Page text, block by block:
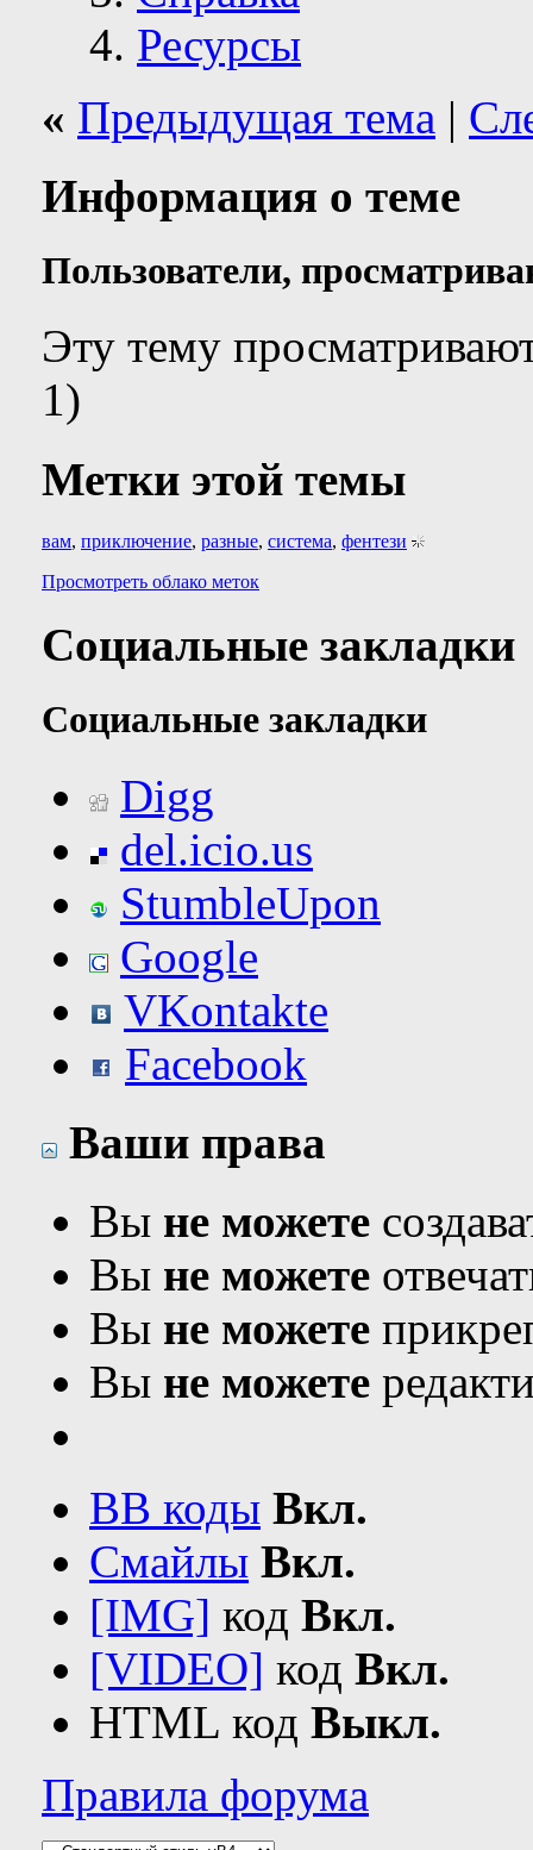
Ресурсы
« Предыдущая тема |
Информация о теме
Пользователи,
Эту тему
1)
Метки этой темы
вам, приключение, разные, система, фентези
Просмотреть облако меток
Социальные закладки
Социальные закладки
Digg
del.icio.us
StumbleUpon
Google
VKontakte
Facebook
Ваши права
Вы не можете
Вы не можете
Вы не можете
Вы не можете
BB коды Вкл.
Смайлы Вкл.
[IMG] код Вкл.
[VIDEO] код Вкл.
HTML код Выкл.
Правила форума